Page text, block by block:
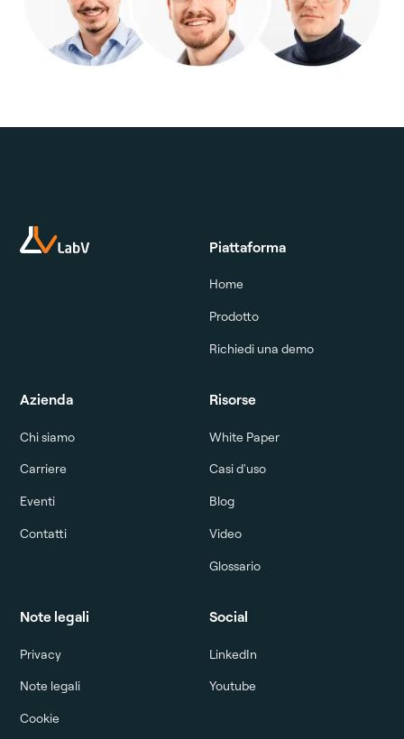
Piattaforma
Home
Prodotto
Richiedi una demo
Azienda
Chi siamo
Carriere
Eventi
Contatti
Risorse
White Paper
Casi d'uso
Blog
Video
Glossario
Note legali
Privacy
Note legali
Cookie
Social
LinkedIn
Youtube